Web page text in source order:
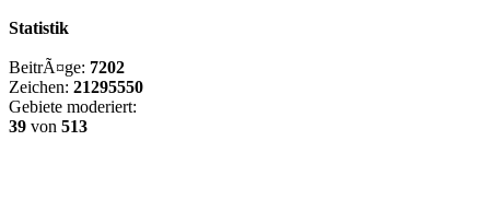
Statistik
BeitrÃ¤ge: 7202
Zeichen: 21295550
Gebiete moderiert:
39 von 513